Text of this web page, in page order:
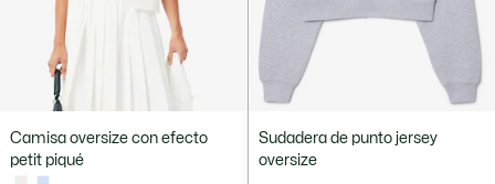
Camisa oversize con efecto
petit piqué
Sudadera de punto jersey
oversize